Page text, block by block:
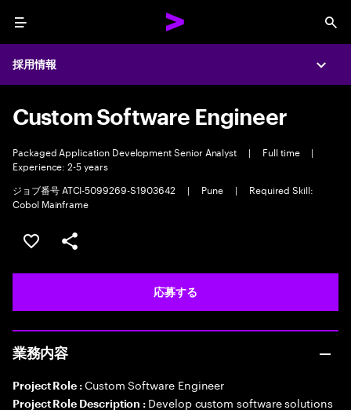
Menu
採用情報
Custom Software Engineer
Packaged Application Development Senior Analyst | Full time
|
Experience: 2-5 years
ジョブ番号 ATCI-5099269-S1903642
| Pune |
Required Skill:
Cobol Mainframe
ポジションを保存する 【首都圏エリア】契約社員（給
シェア
応募する
業務内容
Project Role : Custom Software Engineer
Project Role Description : Develop custom software solutions